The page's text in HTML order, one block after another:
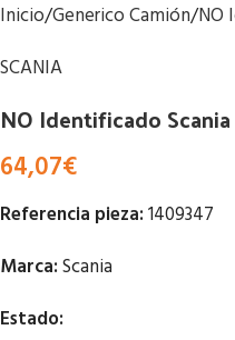
Inicio Generico Camión NO
SCANIA
NO Identificado Scania
64,07€
Referencia pieza:1409347
Marca:Scania
Estado: